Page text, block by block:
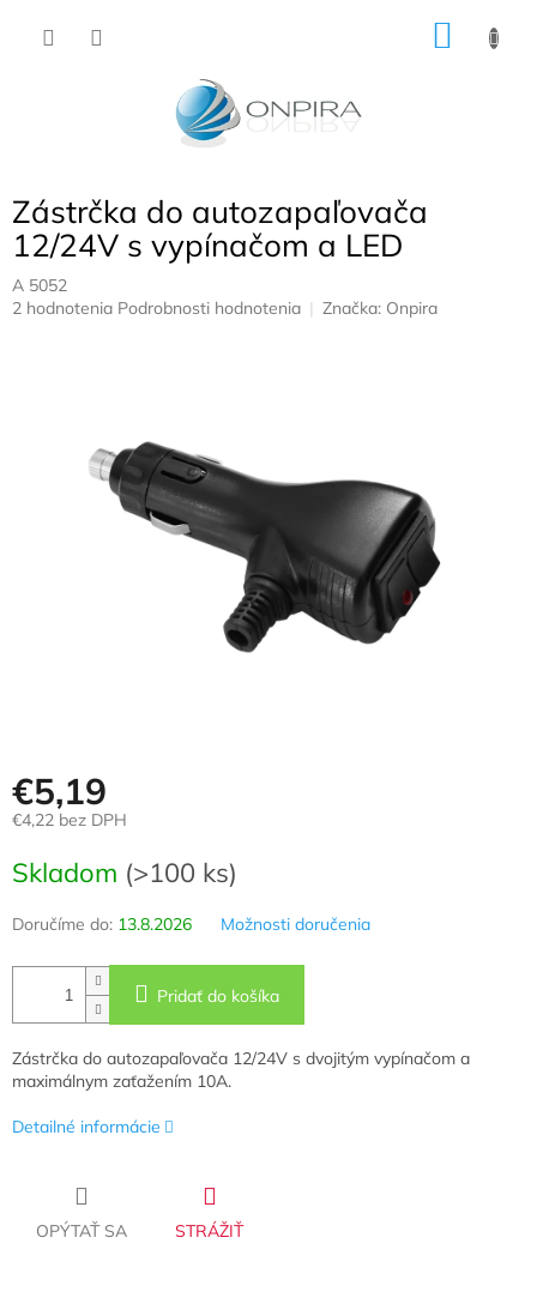
Zástrčka do autozapaľovača
12/24V s vypínačom a LED
A 5052
Priemerné
hviezdičiek.
2 hodnotenia Podrobnosti hodnotenia Značka: Onpira
€5,19
€4,22 bez DPH
cena:
Skladom (>100 ks)
Doručíme do: 13.8.2026 Možnosti doručenia
Pridať do košíka
Zástrčka do autozapaľovača 12/24V s dvojitým vypínačom a
maximálnym zaťažením 10A.
Detailné informácie
OPÝTAŤ SA STRÁŽIŤ